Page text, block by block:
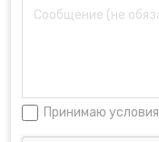
Принимаю условия